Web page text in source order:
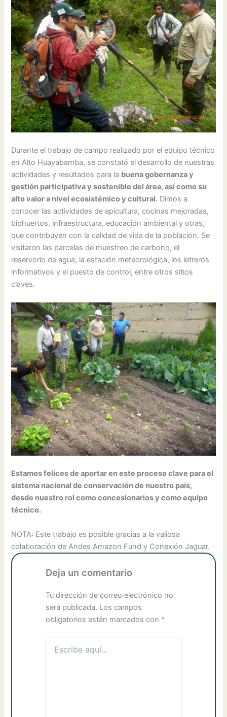
Durante el trabajo de campo realizado por el equipo técnico
en Alto Huayabamba, se constató el desarrollo de nuestras
actividades y resultados para la buena gobernanza y
gestión participativa y sostenible del área, así como su
alto valor a nivel ecosistémico y cultural. Dimos a
conocer las actividades de apicultura, cocinas mejoradas,
biohuertos, infraestructura, educación ambiental y otras,
que contribuyen con la calidad de vida de la población. Se
visitaron las parcelas de muestreo de carbono, el
reservorio de agua, la estación meteorológica, los letreros
informativos y el puesto de control, entre otros sitios
claves.
Estamos felices de aportar en este proceso clave para el
sistema nacional de conservación de nuestro país,
desde nuestro rol como concesionarios y como equipo
técnico.
NOTA: Este trabajo es posible gracias a la valiosa
colaboración de Andes Amazon Fund y Conexión Jaguar.
Deja un comentario
Tu dirección de correo electrónico no
será publicada. Los campos
obligatorios están marcados con *
aquí...